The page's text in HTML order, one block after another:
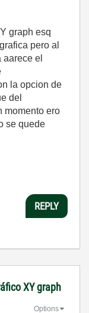
graph esq
pero al
el
la opcion de
del
momento ero
se quede
REPLY
XY graph
Options